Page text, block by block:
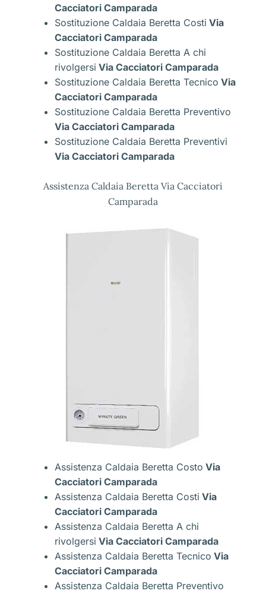
Cacciatori Camparada
Sostituzione Caldaia Beretta Costi Via
Cacciatori Camparada
Sostituzione Caldaia Beretta A chi
rivolgersi Via Cacciatori Camparada
Sostituzione Caldaia Beretta Tecnico Via
Cacciatori Camparada
Sostituzione Caldaia Beretta Preventivo
Via Cacciatori Camparada
Sostituzione Caldaia Beretta Preventivi
Via Cacciatori Camparada
Assistenza Caldaia Beretta Via Cacciatori
Camparada
Assistenza Caldaia Beretta Costo Via
Cacciatori Camparada
Assistenza Caldaia Beretta Costi Via
Cacciatori Camparada
Assistenza Caldaia Beretta A chi
rivolgersi Via Cacciatori Camparada
Assistenza Caldaia Beretta Tecnico Via
Cacciatori Camparada
Assistenza Caldaia Beretta Preventivo